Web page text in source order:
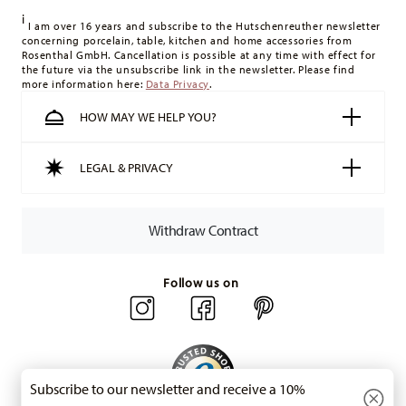
United Kingdom:For deliveries to the United Kingdom, the
minimum order value is £135, and delivery is free of charge.
Switzerland:delivery is free of charge for orders over 49,90
CHF. If the value of your purchase is less than 49,90 CHF,
delivery charges are 36,90 CHF.
as your parcel is dispatched.
Delivery time:3-5 working days for delivery within Germany
i I am over 16 years and subscribe to the Hutschenreuther newsletter
concerning porcelain, table, kitchen and home accessories from
Rosenthal GmbH. Cancellation is possible at any time with effect for
the future via the unsubscribe link in the newsletter. Please find
more information here: Data Privacy.
HOW MAY WE HELP YOU?
LEGAL & PRIVACY
Withdraw Contract
Follow us on
Subscribe to our newsletter and receive a 10%